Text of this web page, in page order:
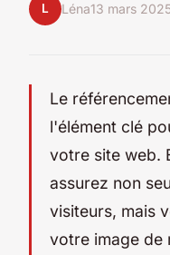
L Léna13 mars
Le
l'élément clé
votre site web.
assurez non
visiteurs, mais
votre image de